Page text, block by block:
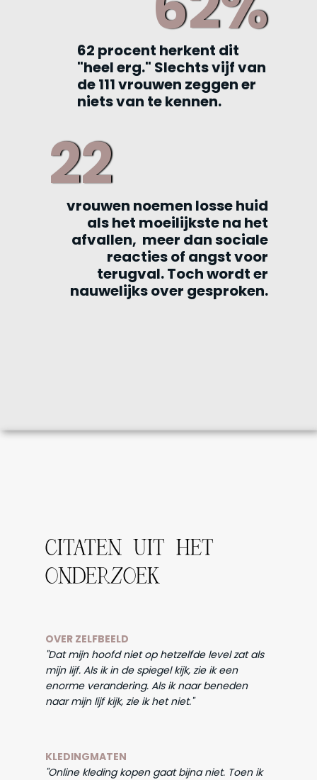
vrouwen noemen losse huid
als het moeilijkste na het
afvallen, meer dan sociale
reacties of angst voor
terugval. Toch wordt er
nauwelijks over gesproken.
22
62 procent herkent dit
"heel erg." Slechts vijf van
de 111 vrouwen zeggen er
niets van te kennen.
CITATEN UIT HET
ONDERZOEK
OVER ZELFBEELD
"Dat mijn hoofd niet op hetzelfde level zat als
mijn lijf. Als ik in de spiegel kijk, zie ik een
enorme verandering. Als ik naar beneden
naar mijn lijf kijk, zie ik het niet."
KLEDINGMATEN
"Online kleding kopen gaat bijna niet. Toen ik